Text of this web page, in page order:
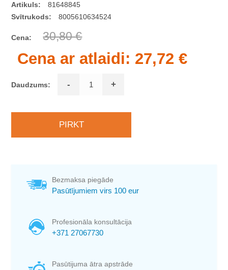
Artikuls:
81648845
Svītrukods:
8005610634524
Cena: 30,80 €
Cena ar atlaidi: 27,72 €
Daudzums: - +
Bezmaksa piegāde
Pasūtījumiem virs 100 eur
Profesionāla konsultācija
+371 27067730
Pasūtijuma ātra apstrāde